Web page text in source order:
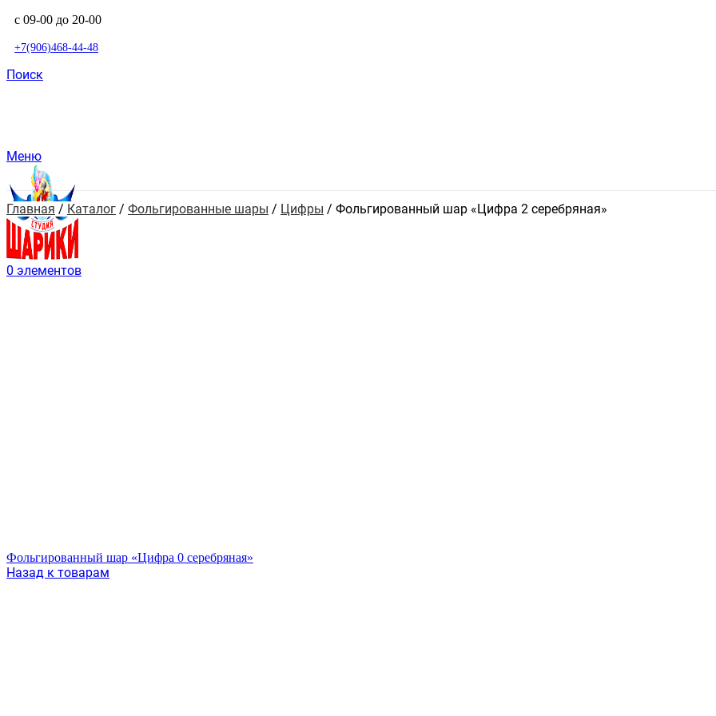
с 09-00 до 20-00
+7(906)468-44-48
Поиск
Меню
0 элементов
Главная / Каталог / Фольгированные шары / Цифры / Фольгированный шар «Цифра 2 серебряная»
Фольгированный шар «Цифра 0 серебряная»
Назад к товарам